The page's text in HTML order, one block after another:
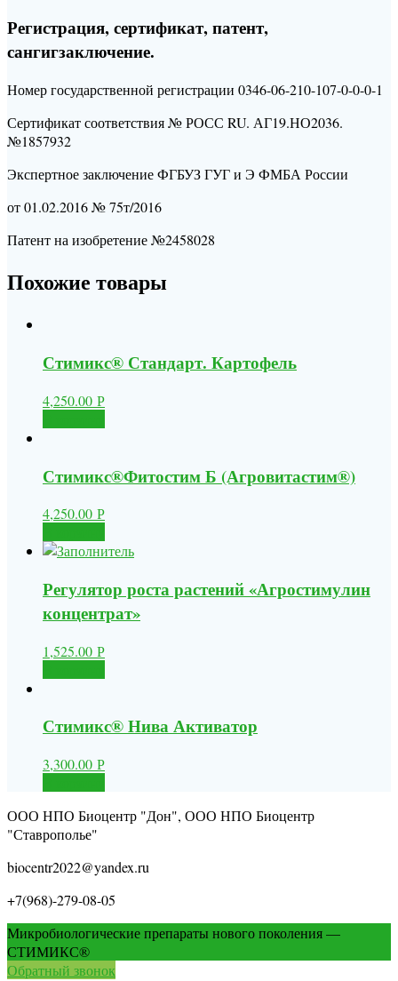
Регистрация, сертификат, патент,
сангигзаключение.
Номер государственной регистрации 0346-06-210-107-0-0-0-1
Сертификат соответствия № РОСС RU. АГ19.НО2036.
№1857932
Экспертное заключение ФГБУЗ ГУГ и Э ФМБА России
от 01.02.2016 № 75т/2016
Патент на изобретение №2458028
Похожие товары
Стимикс® Стандарт. Картофель
4,250.00 Р
Стимикс®Фитостим Б (Агровитастим®)
4,250.00 Р
Регулятор роста растений «Агростимулин
концентрат»
1,525.00 Р
Стимикс® Нива Активатор
3,300.00 Р
ООО НПО Биоцентр "Дон", ООО НПО Биоцентр
"Ставрополье"
biocentr2022@yandex.ru
+7(968)-279-08-05
Микробиологические препараты нового поколения —
СТИМИКС®
Обратный звонок